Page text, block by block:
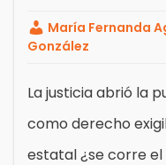
María Fernanda
González
La justicia abrió la
como derecho
estatal ¿se corre el